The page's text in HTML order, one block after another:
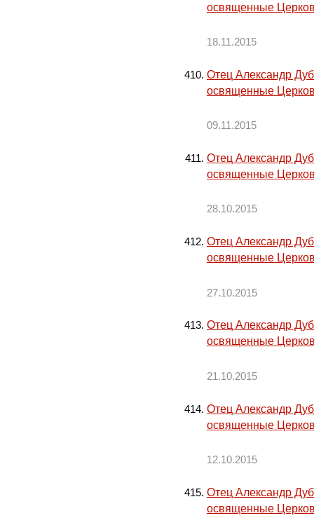
освященные
18.11.2015
Отец Александр
освященные
09.11.2015
Отец Александр
освященные
28.10.2015
Отец Александр
освященные
27.10.2015
Отец Александр
освященные
21.10.2015
Отец Александр
освященные
12.10.2015
Отец Александр
освященные